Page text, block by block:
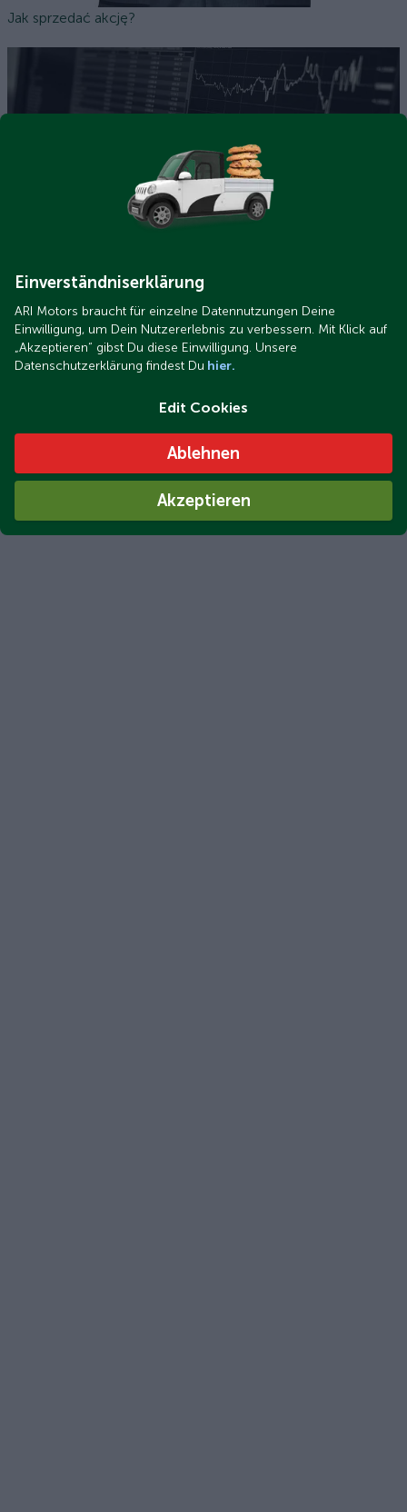
Jak sprzedać akcję?
Einverständniserklärung
ARI Motors braucht für einzelne Datennutzungen Deine
Einwilligung, um Dein Nutzererlebnis zu verbessern. Mit Klick auf
„Akzeptieren“ gibst Du diese Einwilligung. Unsere
Datenschutzerklärung findest Du hier.
Edit Cookies
Ablehnen
Akzeptieren